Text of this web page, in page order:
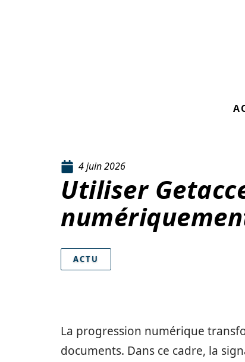
4 juin 2026
Utiliser
ACTU
La progression numérique
documents. Dans ce cadre, la